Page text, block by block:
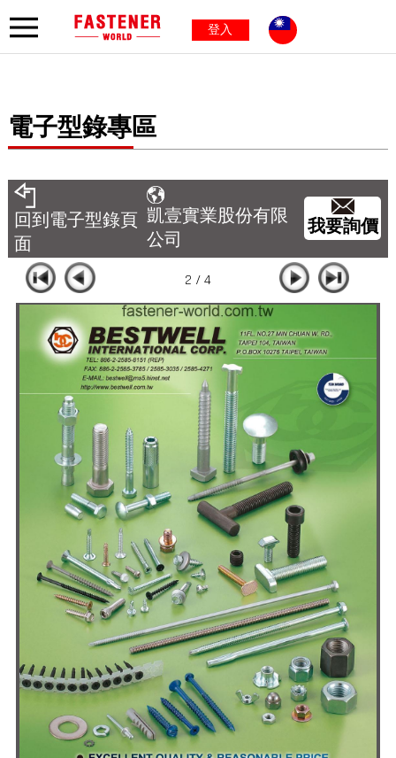
登入
電子型錄專區
回到電子型錄頁
面
凱壹實業股份有限
公司
我要詢價
2 / 4